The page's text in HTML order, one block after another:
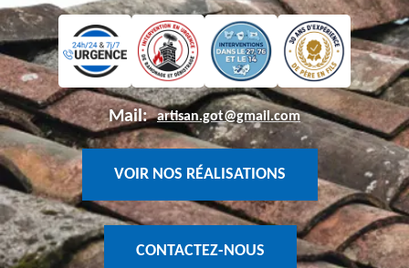
Mail: artisan.got@gmail.com
VOIR NOS RÉALISATIONS
CONTACTEZ-NOUS